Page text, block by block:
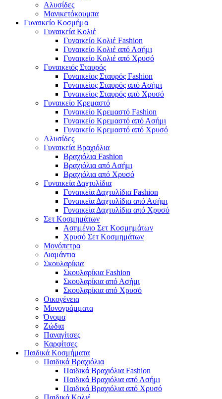
Αλυσίδες
Μανικετόκουμπα
Γυναικείο Κοσμήμα
Γυναικεία Κολιέ
Γυναικείο Κολιέ Fashion
Γυναικείο Κολιέ από Ασήμι
Γυναικείο Κολιέ από Χρυσό
Γυναικειός Σταυρός
Γυναικείος Σταυρός Fashion
Γυναικείος Σταυρός από Ασήμι
Γυναικείος Σταυρός από Χρυσό
Γυναικείο Κρεμαστό
Γυναικείο Κρεμαστό Fashion
Γυναικείο Κρεμαστό από Ασήμι
Γυναικείο Κρεμαστό από Χρυσό
Αλυσίδες
Γυναικεία Βραχιόλια
Βραχιόλια Fashion
Βραχιόλια από Ασήμι
Βραχιόλια από Χρυσό
Γυναικεία Δαχτυλίδια
Γυναικεία Δαχτυλίδια Fashion
Γυναικεία Δαχτυλίδια από Ασήμι
Γυναικεία Δαχτυλίδια από Χρυσό
Σετ Κοσμημάτων
Ασημένιο Σετ Κοσμημάτων
Χρυσό Σετ Κοσμημάτων
Μονόπετρα
Διαμάντια
Σκουλαρίκια
Σκουλαρίκια Fashion
Σκουλαρίκια από Ασήμι
Σκουλαρίκια από Χρυσό
Οικογένεια
Μονογράμματα
Όνομα
Ζώδια
Παναγίτσες
Καρφίτσες
Παιδικά Κοσμήματα
Παιδικά Βραχιόλια
Παιδικά Βραχιόλια Fashion
Παιδικά Βραχιόλια από Ασήμι
Παιδικά Βραχιόλια από Χρυσό
Παιδικά Κολιέ